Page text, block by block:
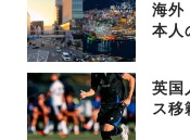
海外
本人
英国
ス移